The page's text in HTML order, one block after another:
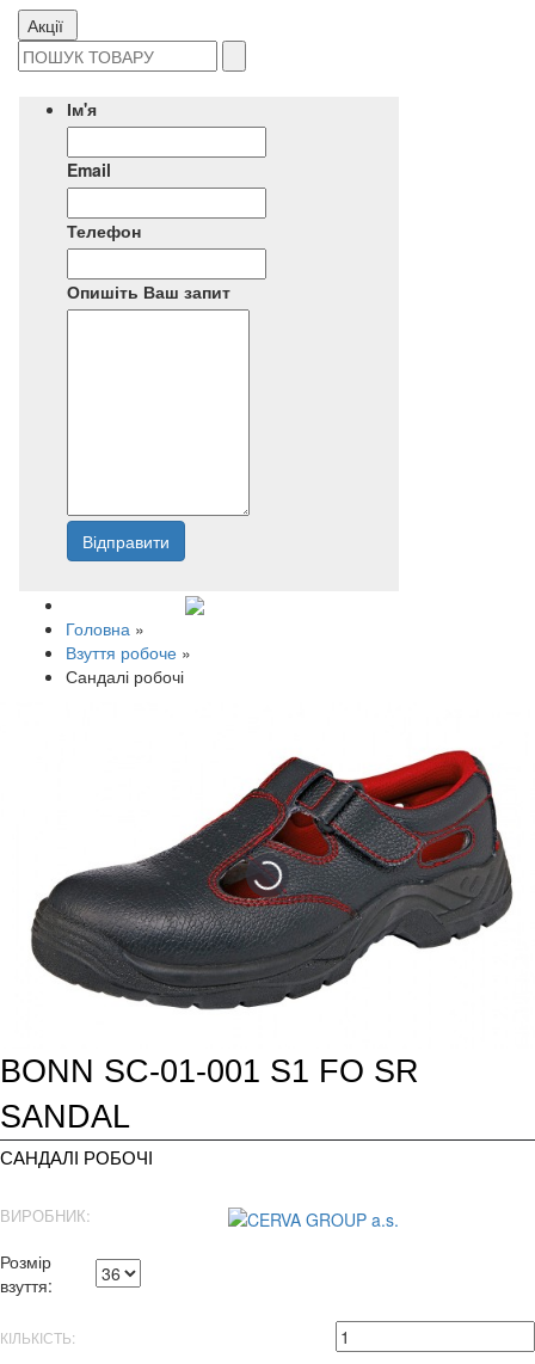
Акції
Ім'я
Email
Телефон
Опишіть Ваш запит
Відправити
Головна »
Взуття робоче »
Сандалі робочі
BONN SC-01-001 S1 FO SR
SANDAL
САНДАЛІ РОБОЧІ
ВИРОБНИК:
Розмір
взуття:
КІЛЬКІСТЬ: